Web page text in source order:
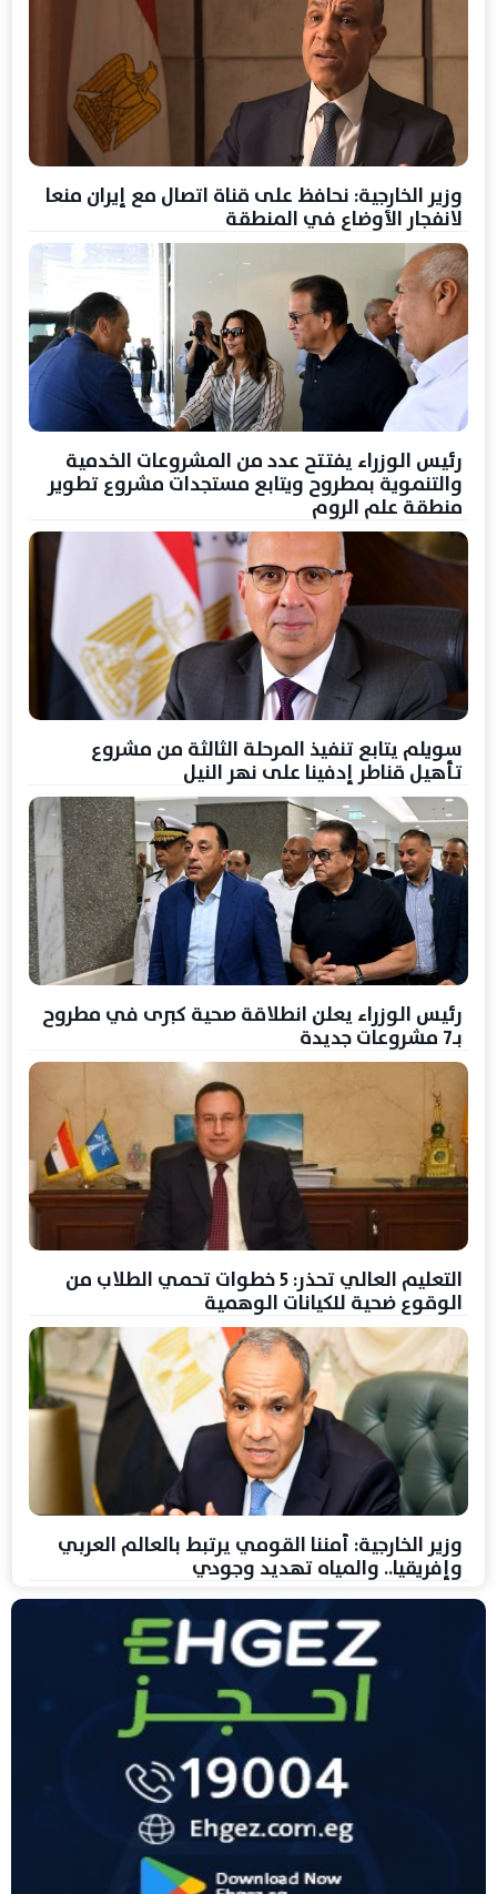
وزير الخارجية: نحافظ على قناة اتصال مع إيران منعا
لانفجار الأوضاع في المنطقة
رئيس الوزراء يفتتح عدد من المشروعات الخدمية
والتنموية بمطروح ويتابع مستجدات مشروع تطوير
منطقة علم الروم
سويلم يتابع تنفيذ المرحلة الثالثة من مشروع
تأهيل قناطر إدفينا على نهر النيل
رئيس الوزراء يعلن انطلاقة صحية كبرى في مطروح
بـ7 مشروعات جديدة
التعليم العالي تحذر: 5 خطوات تحمي الطلاب من
الوقوع ضحية للكيانات الوهمية
وزير الخارجية: أمننا القومي يرتبط بالعالم العربي
وإفريقيا.. والمياه تهديد وجودي